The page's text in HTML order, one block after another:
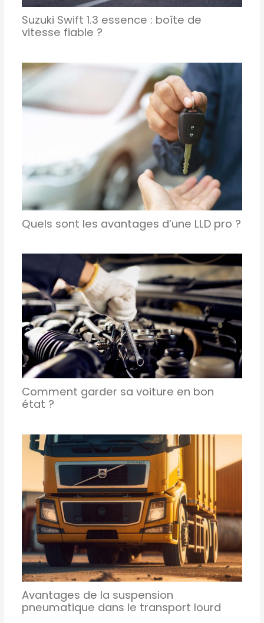
Suzuki Swift 1.3 essence : boîte de
vitesse fiable ?
Quels sont les avantages d’une LLD pro ?
Comment garder sa voiture en bon
état ?
Avantages de la suspension
pneumatique dans le transport lourd